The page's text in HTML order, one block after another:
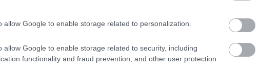
allow Google to enable storage related to personalization.
allow Google to enable storage related to security, including
functionality and fraud prevention, and other user protection.
(tylko wynik końcowy)
vs. Wisła Kraków, informacje o pozostałych meczach 33. kolejki - I liga oraz
stronę wyniki na żywo (Ekstraklasa, 1 liga, 2 liga oraz 3 i 4 liga)